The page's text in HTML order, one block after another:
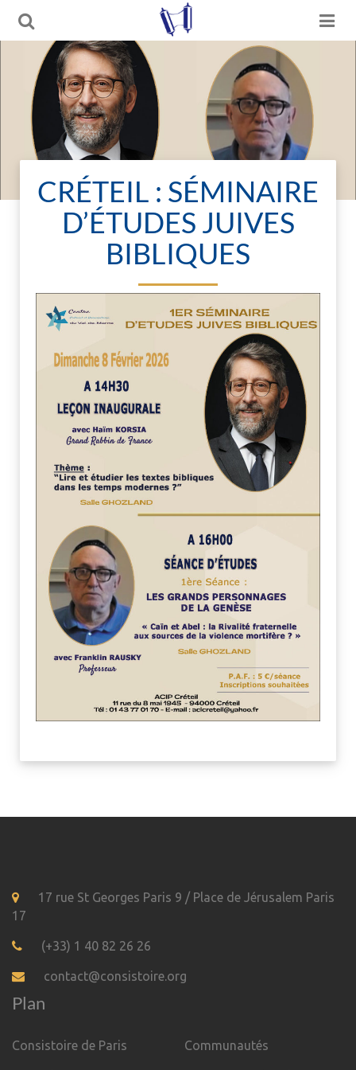
CRÉTEIL : SÉMINAIRE
D’ÉTUDES JUIVES
BIBLIQUES
17 rue St Georges Paris 9 / Place de Jérusalem Paris
17
(+33) 1 40 82 26 26
contact@consistoire.org
Plan
Consistoire de Paris Communautés